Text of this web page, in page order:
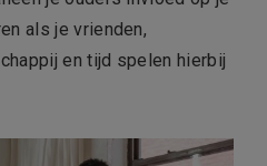
als je vrienden,
en tijd spelen hierbij